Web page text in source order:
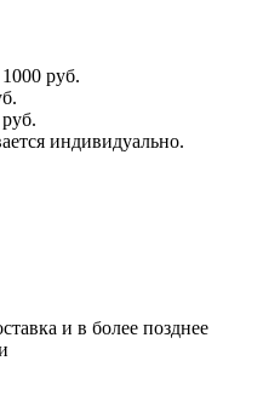
1000 руб.
индивидуально.
и в более позднее